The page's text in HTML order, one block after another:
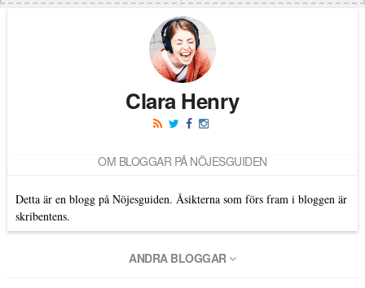
Clara Henry
OM BLOGGAR PÅ NÖJESGUIDEN
Detta är en blogg på Nöjesguiden. Åsikterna som förs fram i bloggen är
skribentens.
ANDRA BLOGGAR